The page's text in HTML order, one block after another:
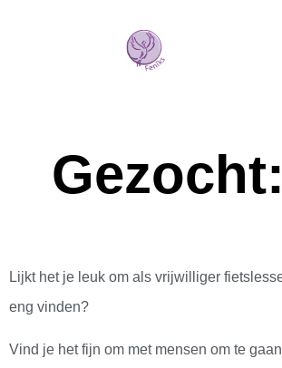
Lijkt het je leuk om als vrijwilliger
eng vinden?
Vind je het fijn om met mensen om te